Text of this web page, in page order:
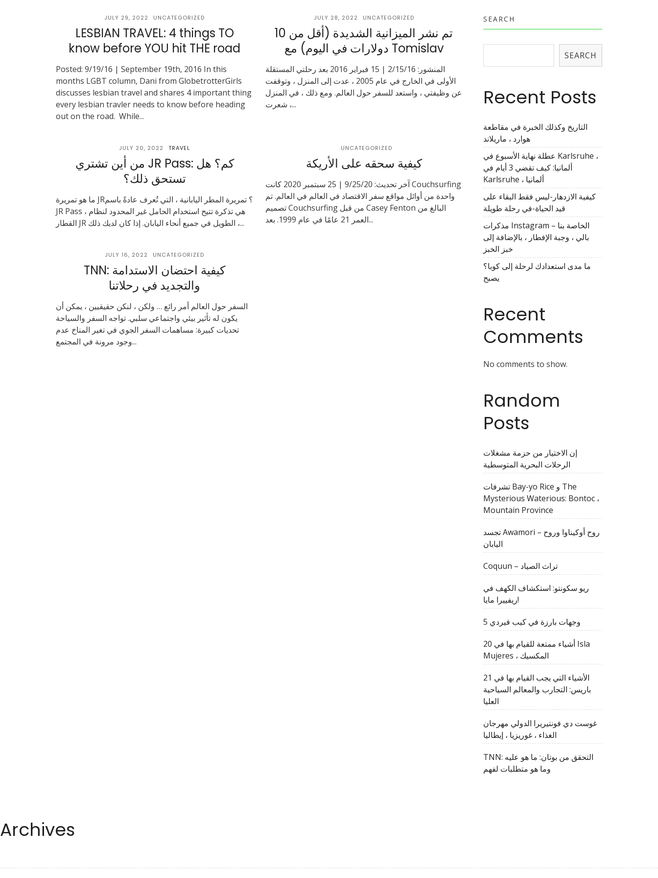
JULY 29, 2022 UNCATEGORIZED
LESBIAN TRAVEL: 4 things TO
know before YOU hit THE road
Posted: 9/19/16 | September 19th, 2016 In this
months LGBT column, Dani from GlobetrotterGirls
discusses lesbian travel and shares 4 important thing
every lesbian travler needs to know before heading
out on the road. While...
JULY 28, 2022 UNCATEGORIZED
تم نشر الميزانية الشديدة (أقل من 10
دولارات في اليوم) مع Tomislav
المنشور: 2/15/16 | 15 فبراير 2016 بعد رحلتي المستقلة
الأولى في الخارج في عام 2005 ، عدت إلى المنزل ، وتوقفت
عن وظيفتي ، واستعد للسفر حول العالم. ومع ذلك ، في المنزل
، شعرت...
JULY 20, 2022 TRAVEL
من أين تشتري JR Pass: كم؟ هل
تستحق ذلك؟
ما هو تمريرة JR؟ تمريرة المطر اليابانية ، التي تُعرف عادةً باسم
JR Pass ، هي تذكرة تتيح استخدام الحامل غير المحدود لنظام
القطار JR الطويل في جميع أنحاء اليابان. إذا كان لديك ذلك ،...
UNCATEGORIZED
كيفية سحقه على الأريكة
آخر تحديث: 9/25/20 | 25 سبتمبر 2020 كانت Couchsurfing
واحدة من أوائل مواقع سفر الاقتصاد في العالم في العالم. تم
تصميم Couchsurfing من قبل Casey Fenton البالغ من
العمر 21 عامًا في عام 1999. بعد...
JULY 16, 2022 UNCATEGORIZED
TNN: كيفية احتضان الاستدامة
والتجديد في رحلاتنا
السفر حول العالم أمر رائع … ولكن ، لنكن حقيقيين ، يمكن أن
يكون له تأثير بيئي واجتماعي سلبي. تواجه السفر والسياحة
تحديات كبيرة: مساهمات السفر الجوي في تغير المناخ عدم
وجود مرونة في المجتمع...
SEARCH
SEARCH
Recent Posts
التاريخ وكذلك الخبرة في مقاطعة
هوارد ، ماريلاند
عطلة نهاية الأسبوع في Karlsruhe ،
ألمانيا: كيف تقضي 3 أيام في
Karlsruhe ، ألمانيا
كيفية الازدهار-ليس فقط البقاء على
قيد الحياة-في رحلة طويلة
مذكرات Instagram الخاصة بنا –
بالي ، وجبة الإفطار ، بالإضافة إلى
خبز الخبز
ما مدى استعدادك لرحلة إلى كوبا؟
يصبح
Recent
Comments
No comments to show.
Random
Posts
إن الاختيار من حزمة مشغلات
الرحلات البحرية المتوسطية
تشرفات Bay-yo Rice و The
Mysterious Waterious: Bontoc ،
Mountain Province
تجسد Awamori – روح أوكيناوا وروح
اليابان
Coquun – تراث الصياد
ريو سكونتو: استكشاف الكهف في
ريفييرا مايا!
5 وجهات بارزة في كيب فيردي
20 أشياء ممتعة للقيام بها في Isla
Mujeres ، المكسيك
21 الأشياء التي يجب القيام بها في
باريس: التجارب والمعالم السياحية
العليا
غوست دي فونتيريرا الدولي مهرجان
الغذاء ، غوريزيا ، إيطاليا
TNN: التحقق من بوتان: ما هو عليه
وما هو متطلبات لفهم
Archives